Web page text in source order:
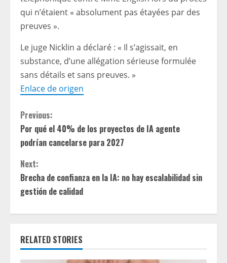
qui n’étaient « absolument pas étayées par des
preuves ».
Le juge Nicklin a déclaré : « Il s’agissait, en
substance, d’une allégation sérieuse formulée
sans détails et sans preuves. »
Enlace de origen
C
o
n
t
i
u
Previous:
Por qué el 40% de los proyectos de IA agente
podrían cancelarse para 2027
Next:
Brecha de confianza en la IA: no hay escalabilidad sin
gestión de calidad
RELATED STORIES